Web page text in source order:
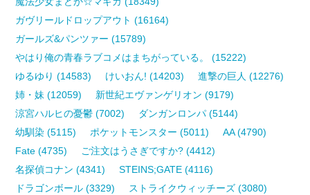
ガヴリールドロップアウト (16164)
ガールズ&パンツァー (15789)
やはり俺の青春ラブコメはまちがっている。 (15222)
ゆるゆり (14583)
けいおん! (14203)
進撃の巨人 (12276)
姉・妹 (12059)
新世紀エヴァンゲリオン (9179)
涼宮ハルヒの憂鬱 (7002)
ダンガンロンパ (5144)
幼馴染 (5115)
ポケットモンスター (5011)
AA (4790)
Fate (4735)
ご注文はうさぎですか? (4412)
名探偵コナン (4341)
STEINS;GATE (4116)
ドラゴンボール (3329)
ストライクウィッチーズ (3080)